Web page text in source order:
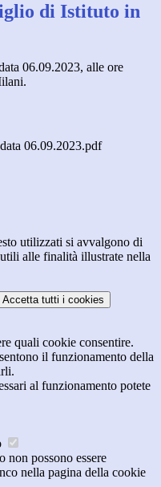
di Istituto in
06.09.2023, alle ore
06.09.2023.pdf
utilizzati si avvalgono di
alle finalità illustrate nella
Accetta tutti i cookies
quali cookie consentire.
il funzionamento della
al funzionamento potete
non possono essere
nella pagina della cookie